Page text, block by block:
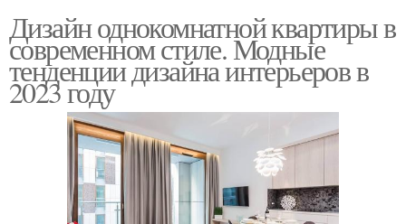
Дизайн однокомнатной квартиры в
современном стиле. Модные
тенденции дизайна интерьеров в
2023 году